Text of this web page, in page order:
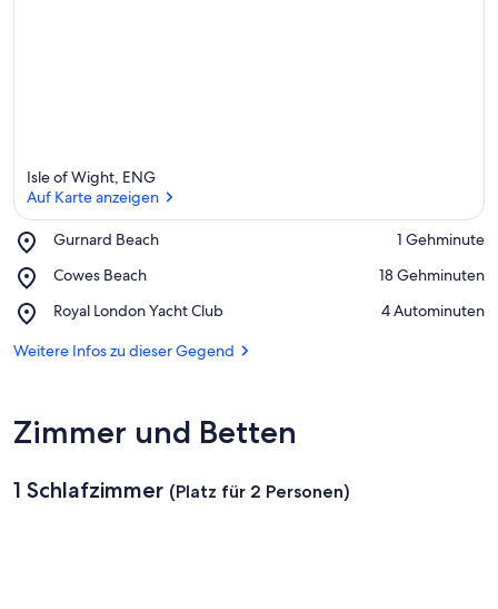
Isle of Wight, ENG
Auf Karte anzeigen
Gurnard Beach
Place,
Beach
‪1 Gehminute‬
Cowes Beach
Place,
Beach
‪18 Gehminuten‬
Royal London Yacht Club
Place,
London
‪4 Autominuten‬
Weitere Infos zu dieser Gegend
Zimmer und Betten
1 Schlafzimmer (Platz für 2 Personen)